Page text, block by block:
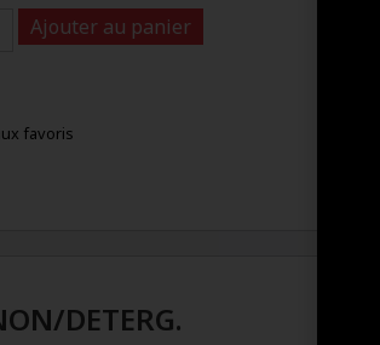
Ajouter au panier
favoris
DETERG.